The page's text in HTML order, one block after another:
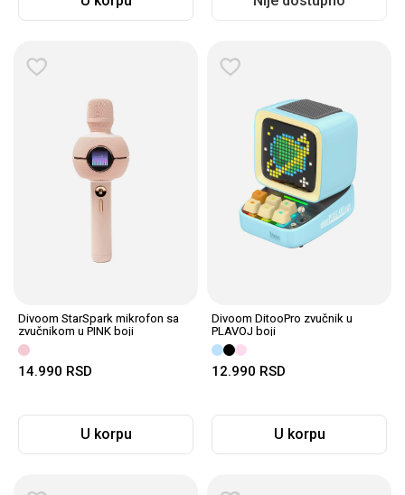
Divoom StarSpark mikrofon sa
zvučnikom u PINK boji
14.990 RSD
U korpu
Divoom DitooPro zvučnik u
PLAVOJ boji
12.990 RSD
U korpu